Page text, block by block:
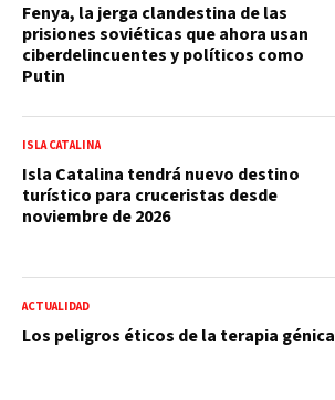
Fenya, la jerga clandestina de las
prisiones soviéticas que ahora usan
ciberdelincuentes y políticos como
Putin
ISLA CATALINA
Isla Catalina tendrá nuevo destino
turístico para cruceristas desde
noviembre de 2026
ACTUALIDAD
Los peligros éticos de la terapia génica